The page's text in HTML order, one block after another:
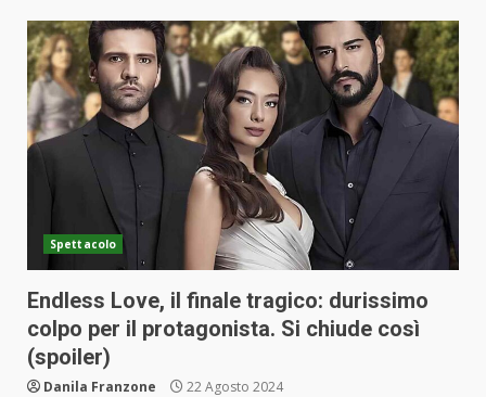
Spettacolo
Endless Love, il finale tragico: durissimo
colpo per il protagonista. Si chiude così
(spoiler)
Danila Franzone 22 Agosto 2024